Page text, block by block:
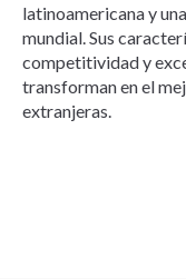
latinoamericana y
mundial. Sus
competitividad y
transforman en el
extranjeras.